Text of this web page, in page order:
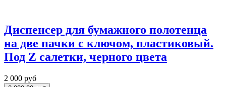
Диспенсер для бумажного полотенца
на две пачки с ключом, пластиковый.
Под Z салетки, черного цвета
2 000 руб